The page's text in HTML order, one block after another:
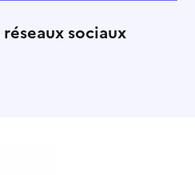
sociaux